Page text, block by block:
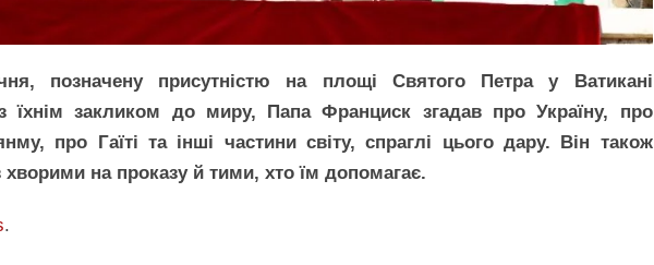
позначену присутністю на площі Святого Петра у Ватикані
закликом до миру, Папа Франциск згадав про Україну, про
про Гаїті та інші частини світу, спраглі цього дару. Він також
хворими на проказу й тими, хто їм допомагає.
.